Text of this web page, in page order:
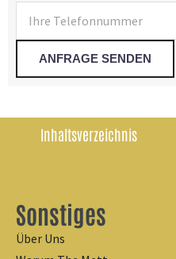
Inhaltsverzeichnis
Sonstiges
Über Uns